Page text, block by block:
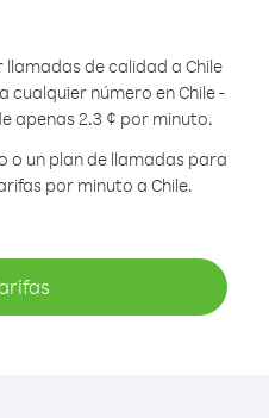
llamadas de calidad a Chile
cualquier número en Chile -
apenas 2.3 ¢ por minuto.
o un plan de llamadas para
por minuto a Chile.